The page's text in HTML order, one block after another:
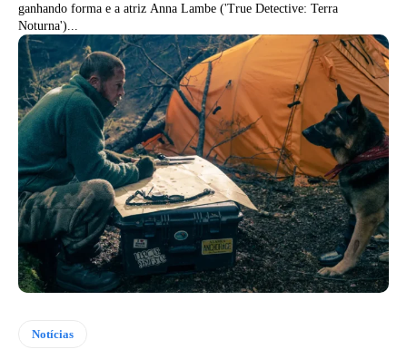
ganhando forma e a atriz Anna Lambe ('True Detective: Terra
Noturna')...
Notícias